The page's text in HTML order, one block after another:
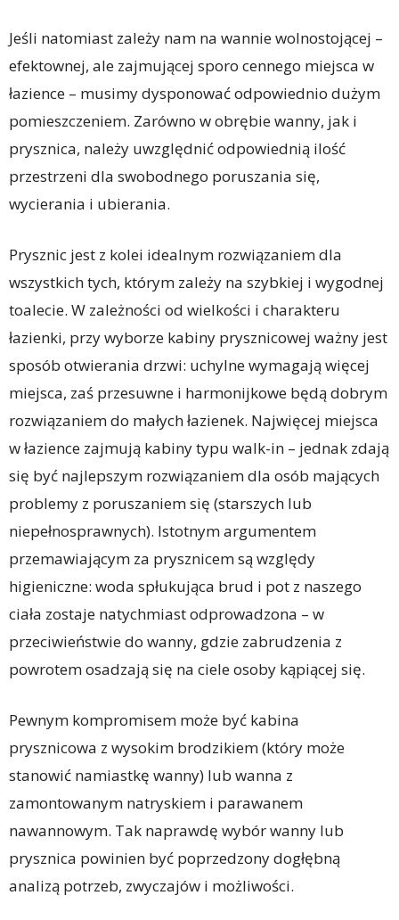
Jeśli natomiast zależy nam na wannie wolnostojącej –
efektownej, ale zajmującej sporo cennego miejsca w
łazience – musimy dysponować odpowiednio dużym
pomieszczeniem. Zarówno w obrębie wanny, jak i
prysznica, należy uwzględnić odpowiednią ilość
przestrzeni dla swobodnego poruszania się,
wycierania i ubierania.
Prysznic jest z kolei idealnym rozwiązaniem dla
wszystkich tych, którym zależy na szybkiej i wygodnej
toalecie. W zależności od wielkości i charakteru
łazienki, przy wyborze kabiny prysznicowej ważny jest
sposób otwierania drzwi: uchylne wymagają więcej
miejsca, zaś przesuwne i harmonijkowe będą dobrym
rozwiązaniem do małych łazienek. Najwięcej miejsca
w łazience zajmują kabiny typu walk-in – jednak zdają
się być najlepszym rozwiązaniem dla osób mających
problemy z poruszaniem się (starszych lub
niepełnosprawnych). Istotnym argumentem
przemawiającym za prysznicem są względy
higieniczne: woda spłukująca brud i pot z naszego
ciała zostaje natychmiast odprowadzona – w
przeciwieństwie do wanny, gdzie zabrudzenia z
powrotem osadzają się na ciele osoby kąpiącej się.
Pewnym kompromisem może być kabina
prysznicowa z wysokim brodzikiem (który może
stanowić namiastkę wanny) lub wanna z
zamontowanym natryskiem i parawanem
nawannowym. Tak naprawdę wybór wanny lub
prysznica powinien być poprzedzony dogłębną
analizą potrzeb, zwyczajów i możliwości.